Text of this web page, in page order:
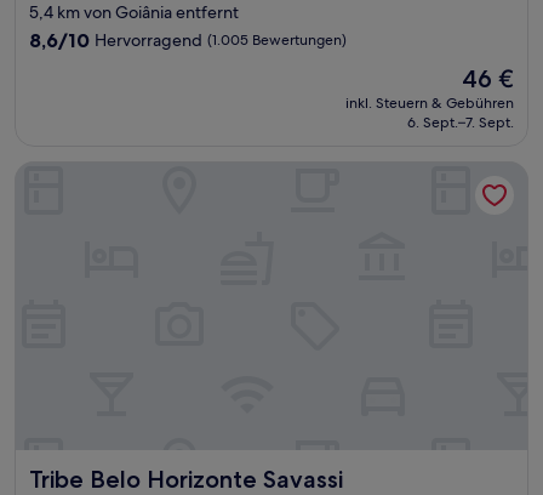
Sterne-
Unterkunft
5,4 km von Goiânia entfernt
8.6
8,6/10 Hervorragend (1.005 Bewertungen)
Der
Preis
beträgt
46 €
inkl. Steuern & Gebühren
6. Sept.–7. Sept.
Tribe Belo Horizonte Savassi
Tribe Belo Horizonte Savassi
Tribe Belo Horizonte Savassi